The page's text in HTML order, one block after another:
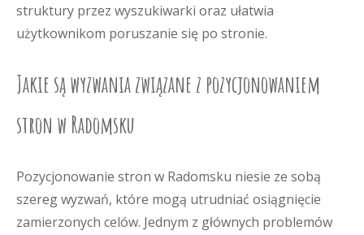
struktury przez wyszukiwarki oraz ułatwia
użytkownikom poruszanie się po stronie.
Jakie są wyzwania związane z pozycjonowaniem
stron w Radomsku
Pozycjonowanie stron w Radomsku niesie ze sobą
szereg wyzwań, które mogą utrudniać osiągnięcie
zamierzonych celów. Jednym z głównych problemów